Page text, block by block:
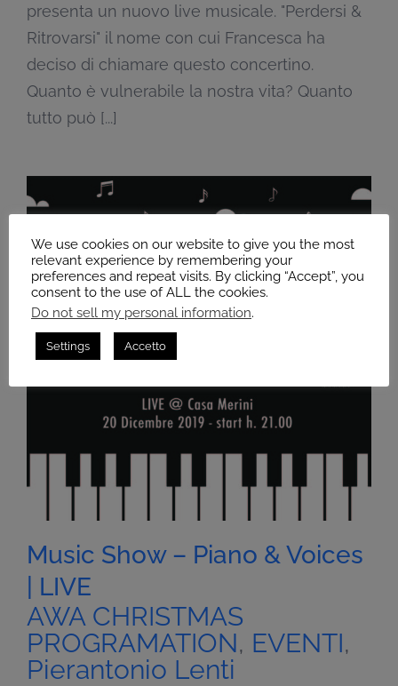
presenta un nuovo live musicale. "Perdersi &
Ritrovarsi" il nome con cui Francesca ha
deciso di chiamare questo concertino.
Quanto è vulnerabile la nostra vita? Quanto
tutto può [...]
Music Show – Piano & Voices
| LIVE
AWA CHRISTMAS
PROGRAMATION, EVENTI,
Pierantonio Lenti
We use cookies on our website to give you the most
relevant experience by remembering your
preferences and repeat visits. By clicking “Accept”, you
consent to the use of ALL the cookies.
Do not sell my personal information.
Settings Accetto